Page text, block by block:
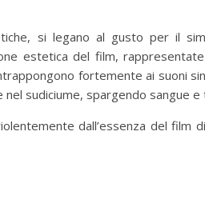
si legano al gusto per il
estetica del film,
fortemente ai suoni
nel sudiciume, spargendo sangue e
dall’essenza del film